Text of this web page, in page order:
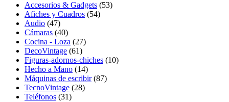
Accesorios & Gadgets (53)
Afiches y Cuadros (54)
Audio (47)
Cámaras (40)
Cocina - Loza (27)
DecoVintage (61)
Figuras-adornos-chiches (10)
Hecho a Mano (14)
Máquinas de escribir (87)
TecnoVintage (28)
Teléfonos (31)